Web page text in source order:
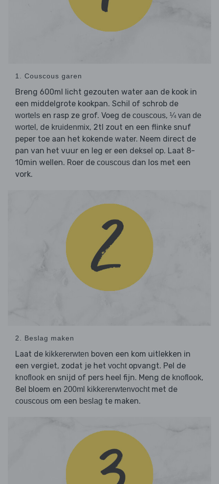
1. Couscous garen
Breng 600ml licht gezouten water aan de kook in
een middelgrote kookpan. Schil of schrob de
wortels en rasp ze grof. Voeg de couscous, ¼ van de
wortel , de kruidenmix, 2tl zout en een flinke snuf
peper toe aan het kokende water. Neem direct de
pan van het vuur en leg er een deksel op. Laat 8-
10min wellen. Roer de couscous dan los met een
vork.
2. Beslag maken
Laat de kikkererwten boven een kom uitlekken in
een vergiet, zodat je het vochtopvangt. Pel de
knoflook en snijd of pers heel fijn. Meng de knoflook,
8el bloem en 200ml kikkererwtenvochtmet de
couscous om een beslag te maken.